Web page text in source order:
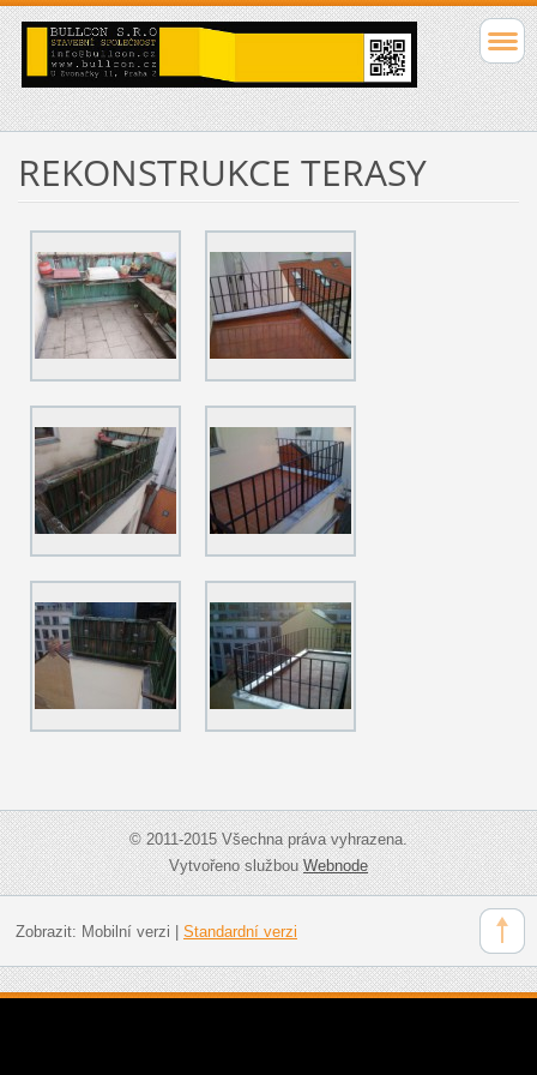
REKONSTRUKCE TERASY
© 2011-2015 Všechna práva vyhrazena.
Vytvořeno službouWebnode
Zobrazit: Mobilní verzi Standardní verzi